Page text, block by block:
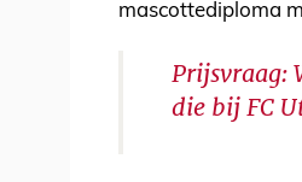
mascottediploma
Prijsvraag:
die bij FC